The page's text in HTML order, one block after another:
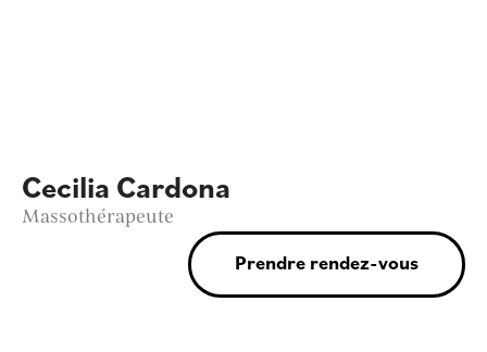
Cecilia Cardona
Massothérapeute
Prendre rendez-vous